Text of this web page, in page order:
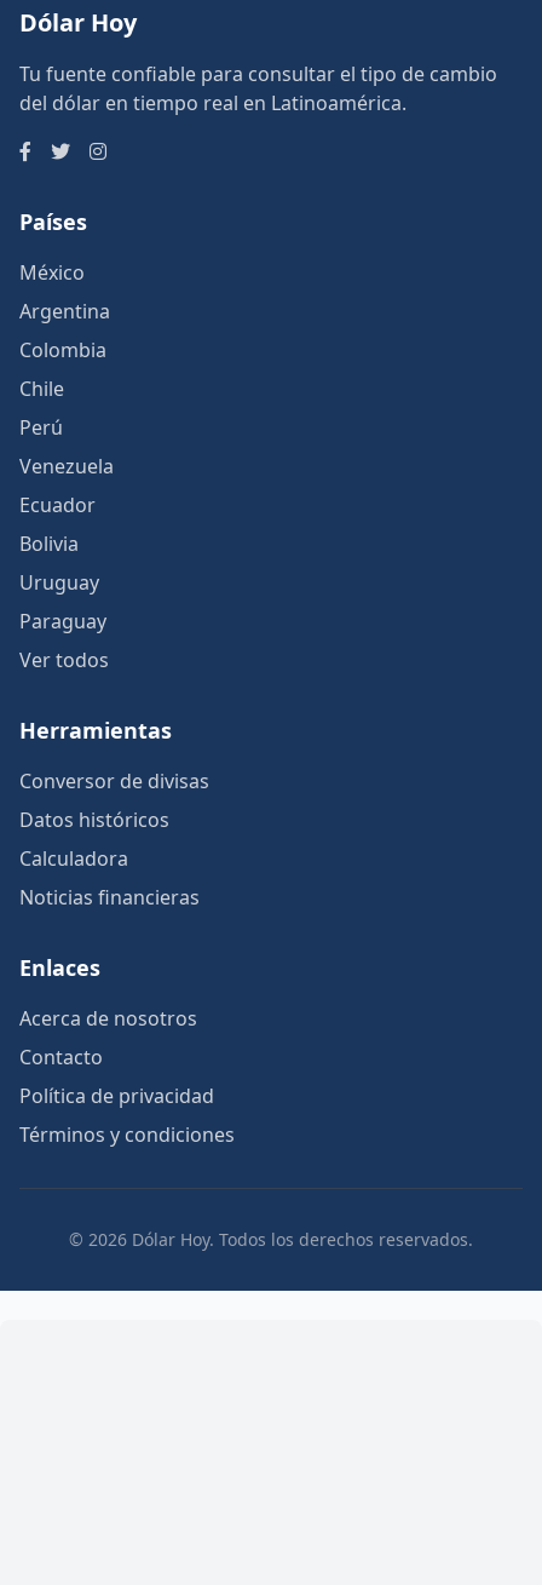
Dólar Hoy
Tu fuente confiable para consultar el tipo de cambio
del dólar en tiempo real en Latinoamérica.
Países
México
Argentina
Colombia
Chile
Perú
Venezuela
Ecuador
Bolivia
Uruguay
Paraguay
Ver todos
Herramientas
Conversor de divisas
Datos históricos
Calculadora
Noticias financieras
Enlaces
Acerca de nosotros
Contacto
Política de privacidad
Términos y condiciones
© 2026 Dólar Hoy. Todos los derechos reservados.